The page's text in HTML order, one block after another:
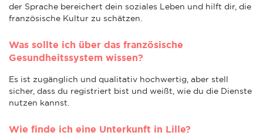
der Sprache bereichert dein soziales Leben und hilft dir, die
französische Kultur zu schätzen.
Was sollte ich über das französische
Gesundheitssystem wissen?
Es ist zugänglich und qualitativ hochwertig, aber stell
sicher, dass du registriert bist und weißt, wie du die Dienste
nutzen kannst.
Wie finde ich eine Unterkunft in Lille?